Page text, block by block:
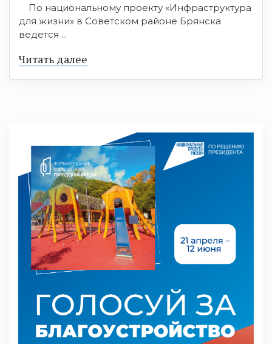
По национальному проекту «Инфраструктура
для жизни» в Советском районе Брянска
ведется ...
Читать далее